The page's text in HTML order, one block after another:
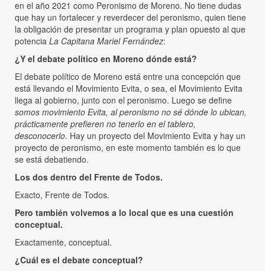
en el año 2021 como Peronismo de Moreno. No tiene dudas
que hay un fortalecer y reverdecer del peronismo, quien tiene
la obligación de presentar un programa y plan opuesto al que
potencia La Capitana Mariel Fernández:
¿Y el debate político en Moreno dónde está?
El debate político de Moreno está entre una concepción que
está llevando el Movimiento Evita, o sea, el Movimiento Evita
llega al gobierno, junto con el peronismo. Luego se define
somos movimiento Evita, al peronismo no sé dónde lo ubican,
prácticamente prefieren no tenerlo en el tablero,
desconocerlo. Hay un proyecto del Movimiento Evita y hay un
proyecto de peronismo, en este momento también es lo que
se está debatiendo.
Los dos dentro del Frente de Todos.
Exacto, Frente de Todos.
Pero también volvemos a lo local que es una cuestión
conceptual.
Exactamente, conceptual.
¿Cuál es el debate conceptual?